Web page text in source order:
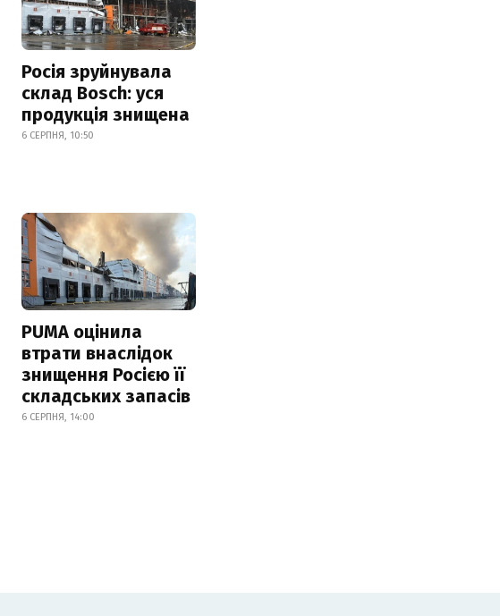
Росія зруйнувала
склад Bosch: уся
продукція знищена
6 СЕРПНЯ, 10:50
PUMA оцінила
втрати внаслідок
знищення Росією її
складських запасів
6 СЕРПНЯ, 14:00